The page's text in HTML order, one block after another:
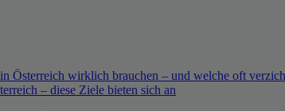
Österreich wirklich brauchen – und welche oft
– diese Ziele bieten sich an